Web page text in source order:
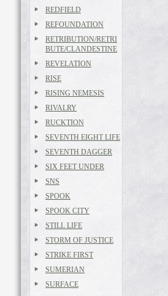
REDFIELD
REFOUNDATION
RETRIBUTION/RETRI
BUTE/CLANDESTINE
REVELATION
RISE
RISING NEMESIS
RIVALRY
RUCKTION
SEVENTH EIGHT LIFE
SEVENTH DAGGER
SIX FEET UNDER
SNS
SPOOK
SPOOK CITY
STILL LIFE
STORM OF JUSTICE
STRIKE FIRST
SUMERIAN
SURFACE